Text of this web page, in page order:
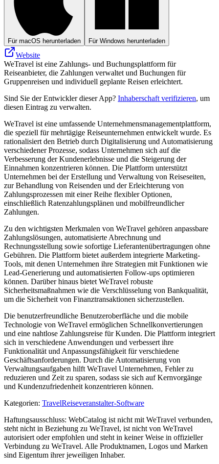
Für macOS herunterladen Für Windows herunterladen
Website
WeTravel ist eine Zahlungs- und Buchungsplattform für
Reiseanbieter, die Zahlungen verwaltet und Buchungen für
Gruppenreisen und individuell geplante Reisen erleichtert.
Sind Sie der Entwickler dieser App? Inhaberschaft verifizieren, um
diesen Eintrag zu verwalten.
WeTravel ist eine umfassende Unternehmensmanagementplattform,
die speziell für mehrtägige Reiseunternehmen entwickelt wurde. Es
rationalisiert den Betrieb durch Digitalisierung und Automatisierung
verschiedener Prozesse, sodass Unternehmen sich auf die
Verbesserung der Kundenerlebnisse und die Steigerung der
Einnahmen konzentrieren können. Die Plattform unterstützt
Unternehmen bei der Erstellung und Verwaltung von Reiseseiten,
zur Behandlung von Reisenden und der Erleichterung von
Zahlungsprozessen mit einer Reihe flexibler Optionen,
einschließlich Ratenzahlungsplänen und mobilfreundlicher
Zahlungen.
Zu den wichtigsten Merkmalen von WeTravel gehören anpassbare
Zahlungslösungen, automatisierte Abrechnung und
Rechnungsstellung sowie sofortige Lieferantenübertragungen ohne
Gebühren. Die Plattform bietet außerdem integrierte Marketing-
Tools, mit denen Unternehmen ihre Strategien mit Funktionen wie
Lead-Generierung und automatisierten Follow-ups optimieren
können. Darüber hinaus bietet WeTravel robuste
Sicherheitsmaßnahmen wie die Verschlüsselung von Bankqualität,
um die Sicherheit von Finanztransaktionen sicherzustellen.
Die benutzerfreundliche Benutzeroberfläche und die mobile
Technologie von WeTravel ermöglichen Schnellkonvertierungen
und eine nahtlose Zahlungsreise für Kunden. Die Plattform integriert
sich in verschiedene Anwendungen und verbessert ihre
Funktionalität und Anpassungsfähigkeit für verschiedene
Geschäftsanforderungen. Durch die Automatisierung von
Verwaltungsaufgaben hilft WeTravel Unternehmen, Fehler zu
reduzieren und Zeit zu sparen, sodass sie sich auf Kernvorgänge
und Kundenzufriedenheit konzentrieren können.
Kategorien: TravelReiseveranstalter-Software
Haftungsausschluss: WebCatalog ist nicht mit WeTravel verbunden,
steht nicht in Beziehung zu WeTravel, ist nicht von WeTravel
autorisiert oder empfohlen und steht in keiner Weise in offizieller
Verbindung zu WeTravel. Alle Produktnamen, Logos und Marken
sind Eigentum ihrer jeweiligen Inhaber.